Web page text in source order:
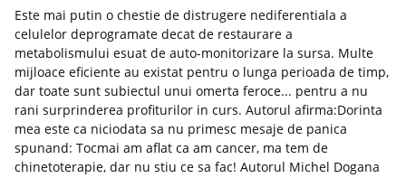
Este mai putin o chestie de distrugere nediferentiala a
celulelor deprogramate decat de restaurare a
metabolismului esuat de auto-monitorizare la sursa. Multe
mijloace eficiente au existat pentru o lunga perioada de timp,
dar toate sunt subiectul unui omerta feroce... pentru a nu
rani surprinderea profiturilor in curs. Autorul afirma:Dorinta
mea este ca niciodata sa nu primesc mesaje de panica
spunand: Tocmai am aflat ca am cancer, ma tem de
chinetoterapie, dar nu stiu ce sa fac! Autorul Michel Dogana